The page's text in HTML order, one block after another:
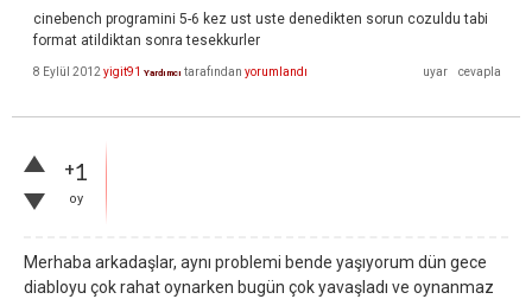
cinebench programini 5-6 kez ust uste denedikten sorun cozuldu tabi
format atildiktan sonra tesekkurler
8 Eylül 2012yigit91 Yardımcı tarafından yorumlandı
+1
oy
Merhaba arkadaşlar, aynı problemi bende yaşıyorum dün gece
diabloyu çok rahat oynarken bugün çok yavaşladı ve oynanmaz